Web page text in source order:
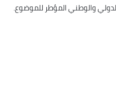
والوطني المؤطر للموضوع.